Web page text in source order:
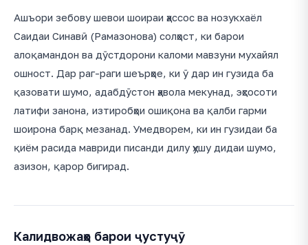
Ашъори зебову шевои шоираи ҳассос ва нозукхаёл
Саидаи Синавӣ (Рамазонова) солҳост, ки барои
алоқамандон ва дӯстдорони каломи мавзуни мухайял
ошност. Дар раг-раги шеърҳое, ки ӯ дар ин гузида ба
қазовати шумо, адабдӯстон ҳавола мекунад, эҳсосоти
латифи занона, изтиробҳои ошиқона ва қалби гарми
шоирона барқ мезанад. Умедворем, ки ин гузидаи ба
қиём расида мавриди писанди дилу ҳушу дидаи шумо,
азизон, қарор бигирад.
Калидвожаҳо барои ҷустуҷӯ